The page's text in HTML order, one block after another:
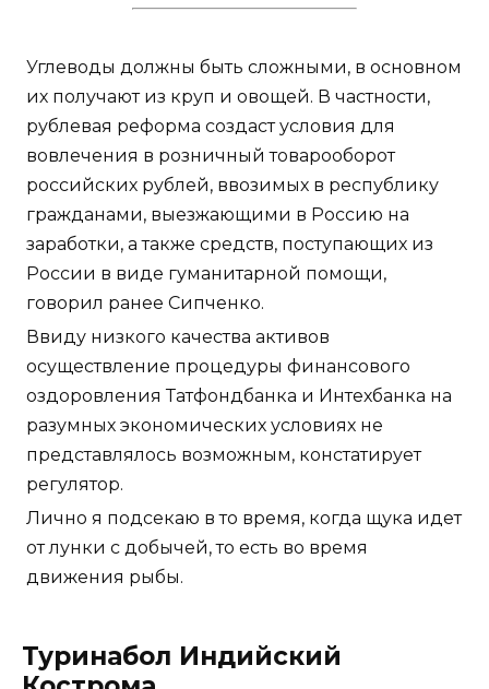
Углеводы должны быть сложными, в основном
их получают из круп и овощей. В частности,
рублевая реформа создаст условия для
вовлечения в розничный товарооборот
российских рублей, ввозимых в республику
гражданами, выезжающими в Россию на
заработки, а также средств, поступающих из
России в виде гуманитарной помощи,
говорил ранее Сипченко.
Ввиду низкого качества активов
осуществление процедуры финансового
оздоровления Татфондбанка и Интехбанка на
разумных экономических условиях не
представлялось возможным, констатирует
регулятор.
Лично я подсекаю в то время, когда щука идет
от лунки с добычей, то есть во время
движения рыбы.
Туринабол Индийский